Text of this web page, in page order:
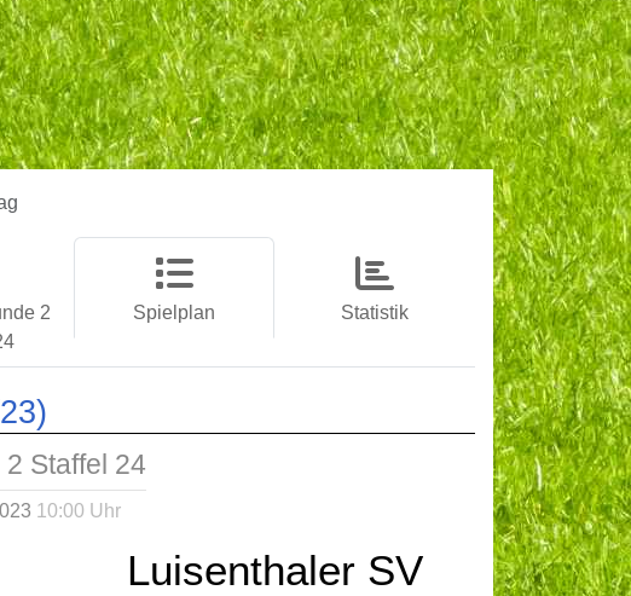
2
Spielplan Statistik
Staffel 24
10:00 Uhr
Luisenthaler SV